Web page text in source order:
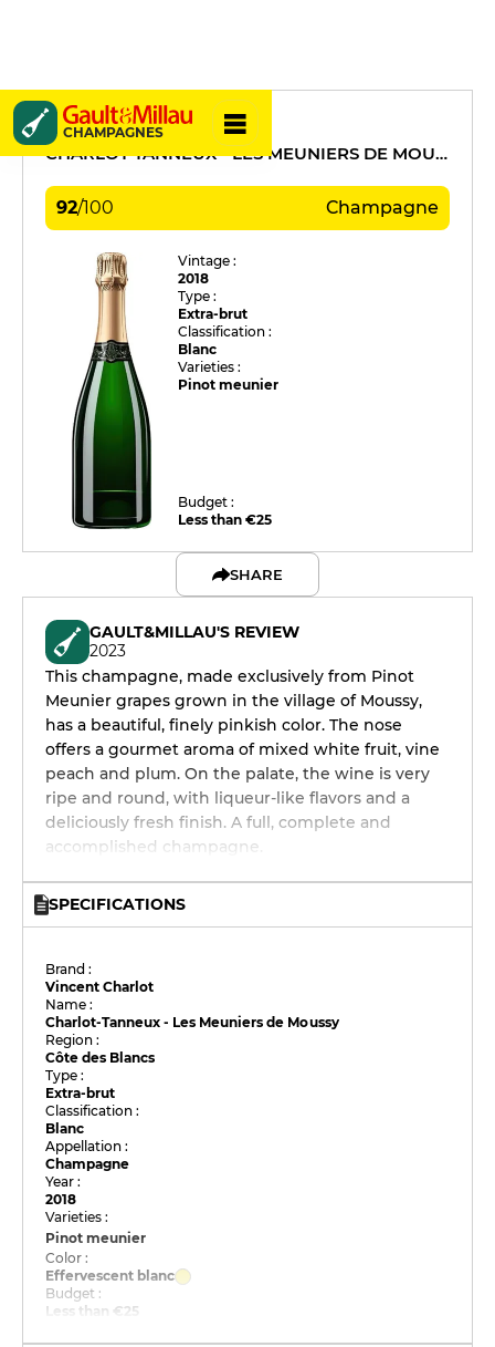
CHAMPAGNES
Vincent Charlot
CHARLOT-TANNEUX - LES MEUNIERS DE MOUSSY
92/100 Champagne
Vintage :
2018
Type :
Extra-brut
Classification :
Blanc
Varieties :
Pinot meunier
Budget :
Less than €25
SHARE
GAULT&MILLAU'S REVIEW
2023
This champagne, made exclusively from Pinot
Meunier grapes grown in the village of Moussy,
has a beautiful, finely pinkish color. The nose
offers a gourmet aroma of mixed white fruit, vine
peach and plum. On the palate, the wine is very
ripe and round, with liqueur-like flavors and a
deliciously fresh finish. A full, complete and
accomplished champagne.
SPECIFICATIONS
Brand :
Vincent Charlot
Name :
Charlot-Tanneux - Les Meuniers de Moussy
Region :
Côte des Blancs
Type :
Extra-brut
Classification :
Blanc
Appellation :
Champagne
Year :
2018
Varieties :
Pinot meunier
Color :
Effervescent blanc
Budget :
Less than €25